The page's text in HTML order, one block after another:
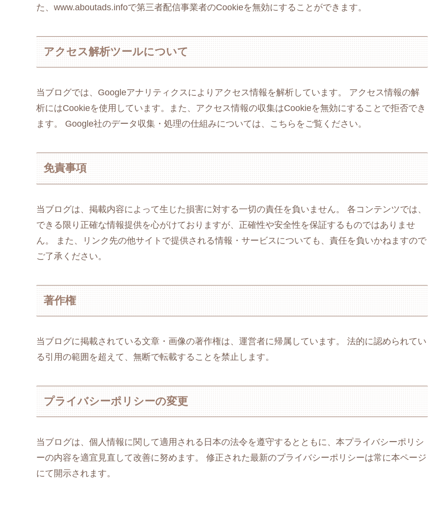
た、www.aboutads.infoで第三者配信事業者のCookieを無効にすることができます。
アクセス解析ツールについて
当ブログでは、Googleアナリティクスによりアクセス情報を解析しています。 アクセス情報の解
析にはCookieを使用しています。また、アクセス情報の収集はCookieを無効にすることで拒否でき
ます。 Google社のデータ収集・処理の仕組みについては、こちらをご覧ください。
免責事項
当ブログは、掲載内容によって生じた損害に対する一切の責任を負いません。 各コンテンツでは、
できる限り正確な情報提供を心がけておりますが、正確性や安全性を保証するものではありませ
ん。 また、リンク先の他サイトで提供される情報・サービスについても、責任を負いかねますので
ご了承ください。
著作権
当ブログに掲載されている文章・画像の著作権は、運営者に帰属しています。 法的に認められてい
る引用の範囲を超えて、無断で転載することを禁止します。
プライバシーポリシーの変更
当ブログは、個人情報に関して適用される日本の法令を遵守するとともに、本プライバシーポリシ
ーの内容を適宜見直して改善に努めます。 修正された最新のプライバシーポリシーは常に本ページ
にて開示されます。